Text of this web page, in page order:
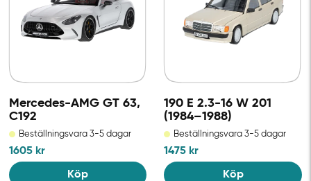
Mercedes-AMG GT 63,
C192
Beställningsvara 3-5 dagar
1605 kr
Köp
190 E 2.3-16 W 201
(1984–1988)
Beställningsvara 3-5 dagar
1475 kr
Köp